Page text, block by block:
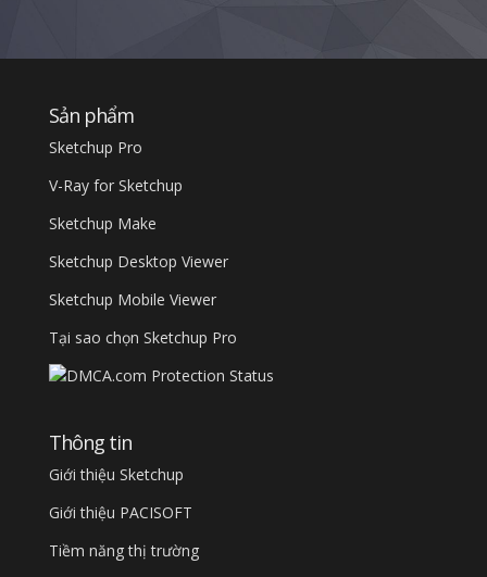
Sản phẩm
Sketchup Pro
V-Ray for Sketchup
Sketchup Make
Sketchup Desktop Viewer
Sketchup Mobile Viewer
Tại sao chọn Sketchup Pro
Thông tin
Giới thiệu Sketchup
Giới thiệu PACISOFT
Tiềm năng thị trường